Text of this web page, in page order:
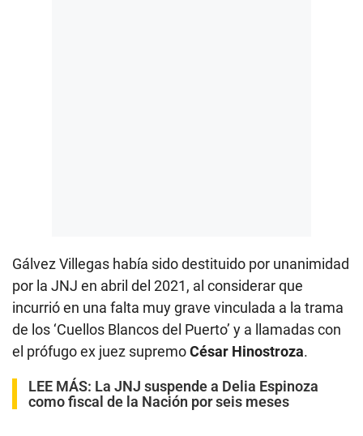
Gálvez Villegas había sido destituido por unanimidad
por la JNJ en abril del 2021, al considerar que
incurrió en una falta muy grave vinculada a la trama
de los ‘Cuellos Blancos del Puerto’ y a llamadas con
el prófugo ex juez supremoCésar Hinostroza.
LEE MÁS: La JNJ suspende a Delia Espinoza
como fiscal de la Nación por seis meses